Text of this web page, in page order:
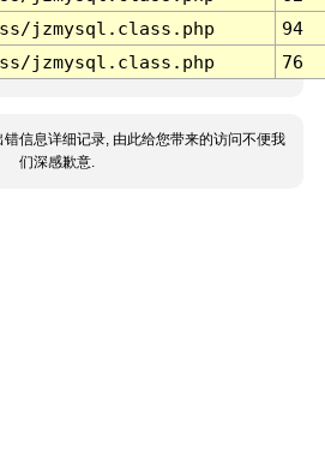
jzmysql.class.php
94
jzmysql.class.php 76
错信息详细记录, 由此给您带来的访问不便我
们深感歉意.